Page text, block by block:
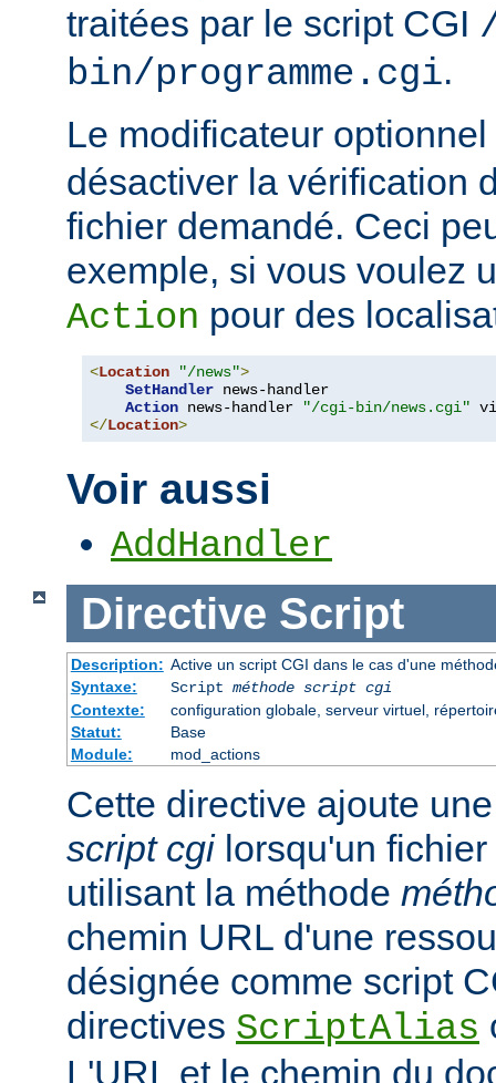
traitées par le script CGI
bin/programme.cgi.
Le modificateur optionnel
désactiver la vérification
fichier demandé. Ceci
exemple, si vous voulez
Action pour des
<Location "/news">
SetHandler news-handler
Action news-handler
"/cgi-bin/news.cgi"
</Location>
Voir aussi
AddHandler
Directive Script
Description: Active un script CGI dans le cas d'une
Syntaxe:
Script méthode script cgi
Contexte:
configuration globale, serveur virtuel,
Statut:
Base
Module:
mod_actions
Cette directive ajoute
script cgilorsqu'un fichier
utilisant la méthode
chemin URL d'une
désignée comme script
directives ScriptAlias
L'URL et le chemin du